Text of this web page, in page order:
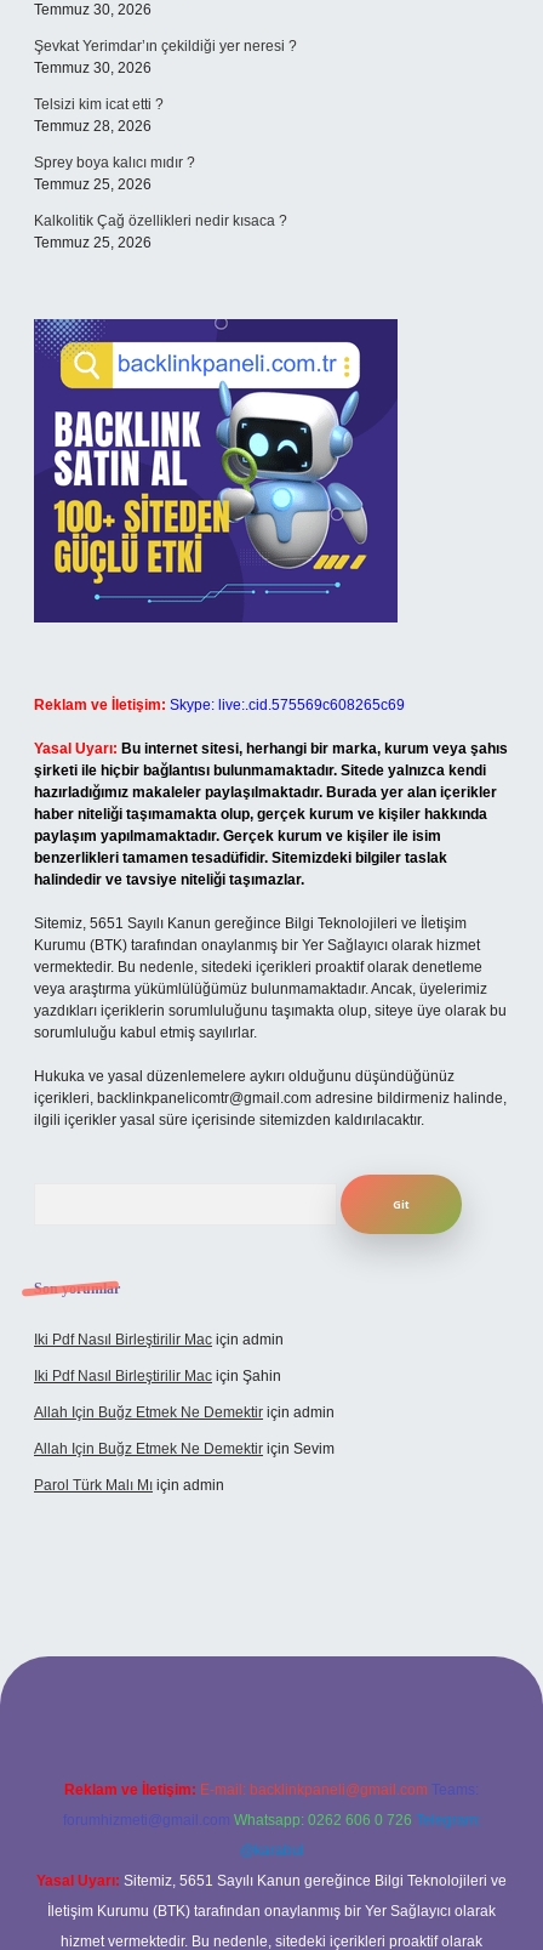
Temmuz 30, 2026
Şevkat Yerimdar’ın çekildiği yer neresi ?
Temmuz 30, 2026
Telsizi kim icat etti ?
Temmuz 28, 2026
Sprey boya kalıcı mıdır ?
Temmuz 25, 2026
Kalkolitik Çağ özellikleri nedir kısaca ?
Temmuz 25, 2026
Reklam ve İletişim: Skype: live:.cid.575569c608265c69
Yasal Uyarı: Bu internet sitesi, herhangi bir marka, kurum veya şahıs
şirketi ile hiçbir bağlantısı bulunmamaktadır. Sitede yalnızca kendi
hazırladığımız makaleler paylaşılmaktadır. Burada yer alan içerikler
haber niteliği taşımamakta olup, gerçek kurum ve kişiler hakkında
paylaşım yapılmamaktadır. Gerçek kurum ve kişiler ile isim
benzerlikleri tamamen tesadüfidir. Sitemizdeki bilgiler taslak
halindedir ve tavsiye niteliği taşımazlar.
Sitemiz, 5651 Sayılı Kanun gereğince Bilgi Teknolojileri ve İletişim
Kurumu (BTK) tarafından onaylanmış bir Yer Sağlayıcı olarak hizmet
vermektedir. Bu nedenle, sitedeki içerikleri proaktif olarak denetleme
veya araştırma yükümlülüğümüz bulunmamaktadır. Ancak, üyelerimiz
yazdıkları içeriklerin sorumluluğunu taşımakta olup, siteye üye olarak bu
sorumluluğu kabul etmiş sayılırlar.
Hukuka ve yasal düzenlemelere aykırı olduğunu düşündüğünüz
içerikleri, backlinkpanelicomtr@gmail.com adresine bildirmeniz halinde,
ilgili içerikler yasal süre içerisinde sitemizden kaldırılacaktır.
Son yorumlar
Iki Pdf Nasıl Birleştirilir Mac için admin
Iki Pdf Nasıl Birleştirilir Mac için Şahin
Allah Için Buğz Etmek Ne Demektir için admin
Allah Için Buğz Etmek Ne Demektir için Sevim
Parol Türk Malı Mı için admin
giriş
Reklam ve İletişim: E-mail: backlinkpaneli@gmail.com Teams:
forumhizmeti@gmail.com Whatsapp: 0262 606 0 726 Telegram:
@karabul
Yasal Uyarı: Sitemiz, 5651 Sayılı Kanun gereğince Bilgi Teknolojileri ve
İletişim Kurumu (BTK) tarafından onaylanmış bir Yer Sağlayıcı olarak
hizmet vermektedir. Bu nedenle, sitedeki içerikleri proaktif olarak